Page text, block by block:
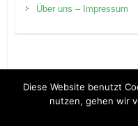
Über uns – Impressum
Copyright © 2026Rheintour Blog
Diese Website benutzt
nutzen, gehen wir